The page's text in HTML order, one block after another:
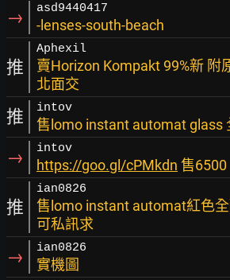
→ asd9440417
-lenses-south-beach
推
Aphexil
賣Horizon Kompakt 99%新 附
北面交
推 intov
售lomo instant automat glass
→ intov
https://goo.gl/cPMkdn 售6500
推
ian0826
售lomo instant automat紅色
可私訊求
→ ian0826
實機圖